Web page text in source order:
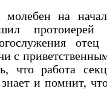
молебен на
протоиерей
отец
с
что работа
и помнит,